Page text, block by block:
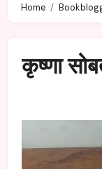
Home
कृष्णा